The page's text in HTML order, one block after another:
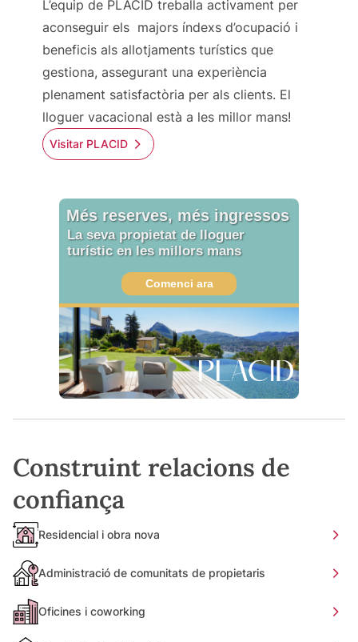
L’equip de PLACID treballa activament per
aconseguir els majors índexs d’ocupació i
beneficis als allotjaments turístics que
gestiona, assegurant una experiència
plenament satisfactòria per als clients. El
lloguer vacacional està a les millor mans!
Visitar PLACID
Construint relacions de
confiança
Residencial i obra nova
Administració de comunitats de propietaris
Oficines i coworking